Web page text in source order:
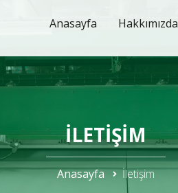
Anasayfa Hakkımızda
İLETIŞIM
Anasayfa İletişim